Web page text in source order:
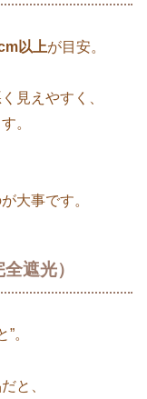
以上が目安。
見えやすく、
。
大事です。
遮光）
。
と、